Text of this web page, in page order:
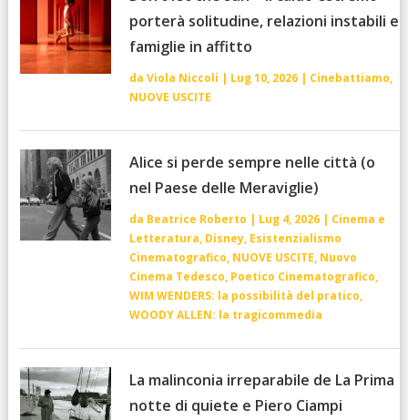
porterà solitudine, relazioni instabili e
famiglie in affitto
da Viola Niccoli | Lug 10, 2026| Cinebattiamo,
NUOVE USCITE
Alice si perde sempre nelle città (o
nel Paese delle Meraviglie)
da Beatrice Roberto | Lug 4, 2026| Cinema e
Letteratura, Disney, Esistenzialismo
Cinematografico, NUOVE USCITE, Nuovo
Cinema Tedesco, Poetico Cinematografico,
WIM WENDERS: la possibilità del pratico,
WOODY ALLEN: la tragicommedia
La malinconia irreparabile de La Prima
notte di quiete e Piero Ciampi